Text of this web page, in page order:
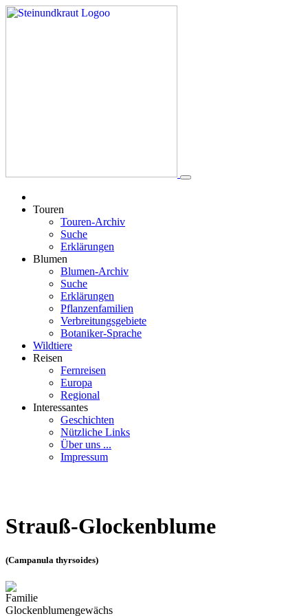
Touren
Touren-Archiv
Suche
Erklärungen
Blumen
Blumen-Archiv
Suche
Erklärungen
Pflanzenfamilien
Verbreitungsgebiete
Botaniker-Sprache
Wildtiere
Reisen
Fernreisen
Europa
Regional
Interessantes
Geschichten
Nützliche Links
Über uns ...
Impressum
Strauß-Glockenblume
(Campanula thyrsoides)
Familie
Glockenblumengewächs